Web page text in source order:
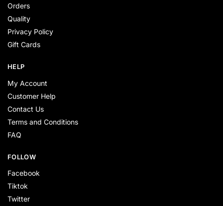
Orders
Quality
Privacy Policy
Gift Cards
HELP
My Account
Customer Help
Contact Us
Terms and Conditions
FAQ
FOLLOW
Facebook
Tiktok
Twitter